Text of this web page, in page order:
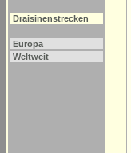
Draisinenstrecken
Europa
Weltweit